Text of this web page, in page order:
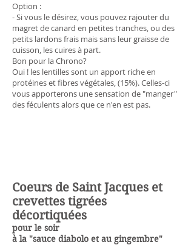
Option :
- Si vous le désirez, vous pouvez rajouter du
magret de canard en petites tranches, ou des
petits lardons frais mais sans leur graisse de
cuisson, les cuires à part.
Bon pour la Chrono?
Oui ! les lentilles sont un apport riche en
protéines et fibres végétales, (15%). Celles-ci
vous apporterons une sensation de "manger"
des féculents alors que ce n'en est pas.
Coeurs de Saint Jacques et
crevettes tigrées
décortiquées
pour le soir
à la "sauce diabolo et au gingembre"